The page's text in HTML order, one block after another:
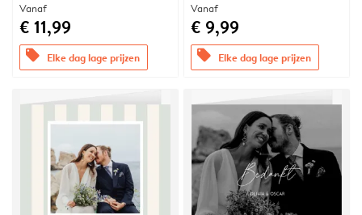
Vanaf
€ 11,99
offers Elke dag lage prijzen
Vanaf
€ 9,99
offers Elke dag lage prijzen